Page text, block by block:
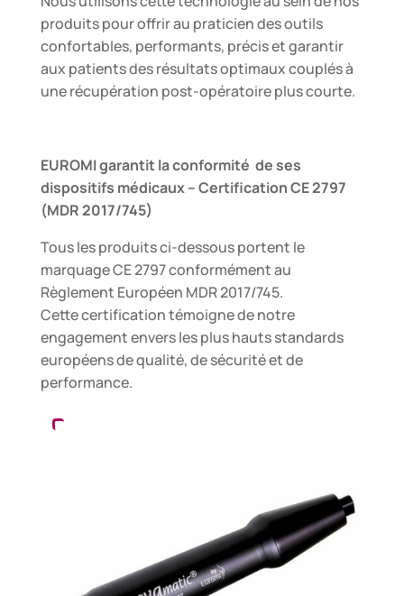
produits pour offrir au praticien des outils
confortables, performants, précis et garantir
aux patients des résultats optimaux couplés à
une récupération post-opératoire plus courte.
EUROMI garantit la conformité de ses
dispositifs médicaux – Certification CE 2797
(MDR 2017/745)
Tous les produits ci-dessous portent le
marquage CE 2797 conformément au
Règlement Européen MDR 2017/745.
Cette certification témoigne de notre
engagement envers les plus hauts standards
européens de qualité, de sécurité et de
performance.